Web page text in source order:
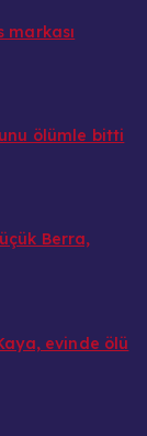
markası
ölümle bitti
Berra,
evinde ölü